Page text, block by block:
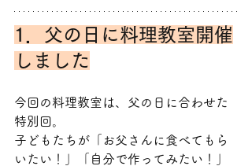
1．父の日に料理教室開催
しました
今回の料理教室は、父の日に合わせた
特別回。
子どもたちが「お父さんに食べてもら
いたい！」「自分で作ってみたい！」